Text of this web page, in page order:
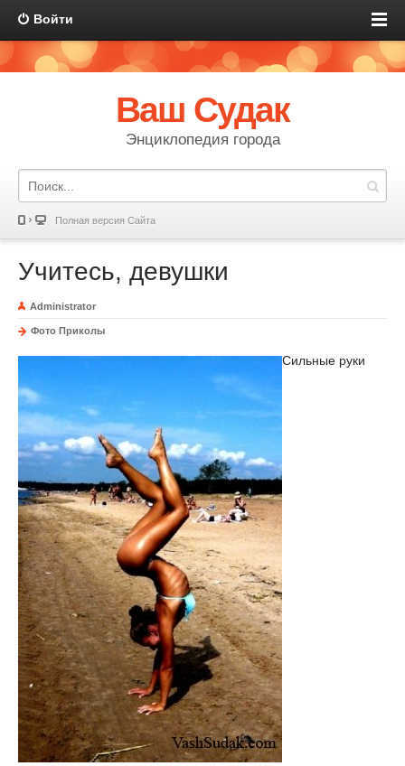
Войти
Ваш Судак
Энциклопедия города
Полная версия Сайта
Учитесь, девушки
Administrator
Фото Приколы
Сильные руки